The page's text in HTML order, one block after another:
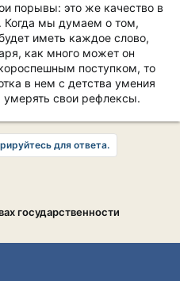
порывы: это же качество в
Когда мы думаем о том,
иметь каждое слово,
как много может он
поступком, то
в нем с детства умения
умерять свои рефлексы.
для ответа.
государственности